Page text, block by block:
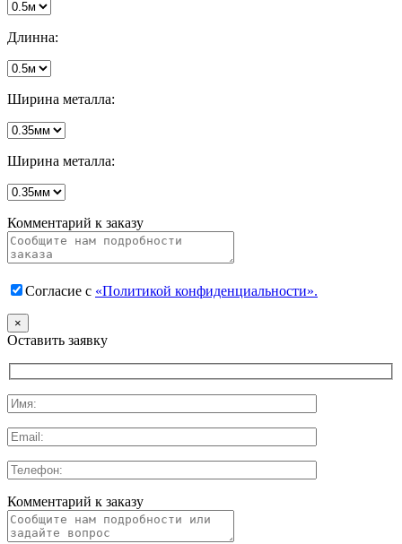
Длинна:
Ширина металла:
Ширина металла:
Комментарий к заказу
Согласие с «Политикой конфиденциальности».
×
Оставить заявку
Комментарий к заказу